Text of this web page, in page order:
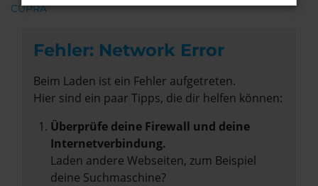
CUPRA
Fehler: Network Error
Beim Laden ist ein Fehler aufgetreten.
Hier sind ein paar Tipps, die dir helfen können:
Überprüfe deine Firewall und deine
Internetverbindung.
Laden andere Webseiten, zum Beispiel
deine Suchmaschine?